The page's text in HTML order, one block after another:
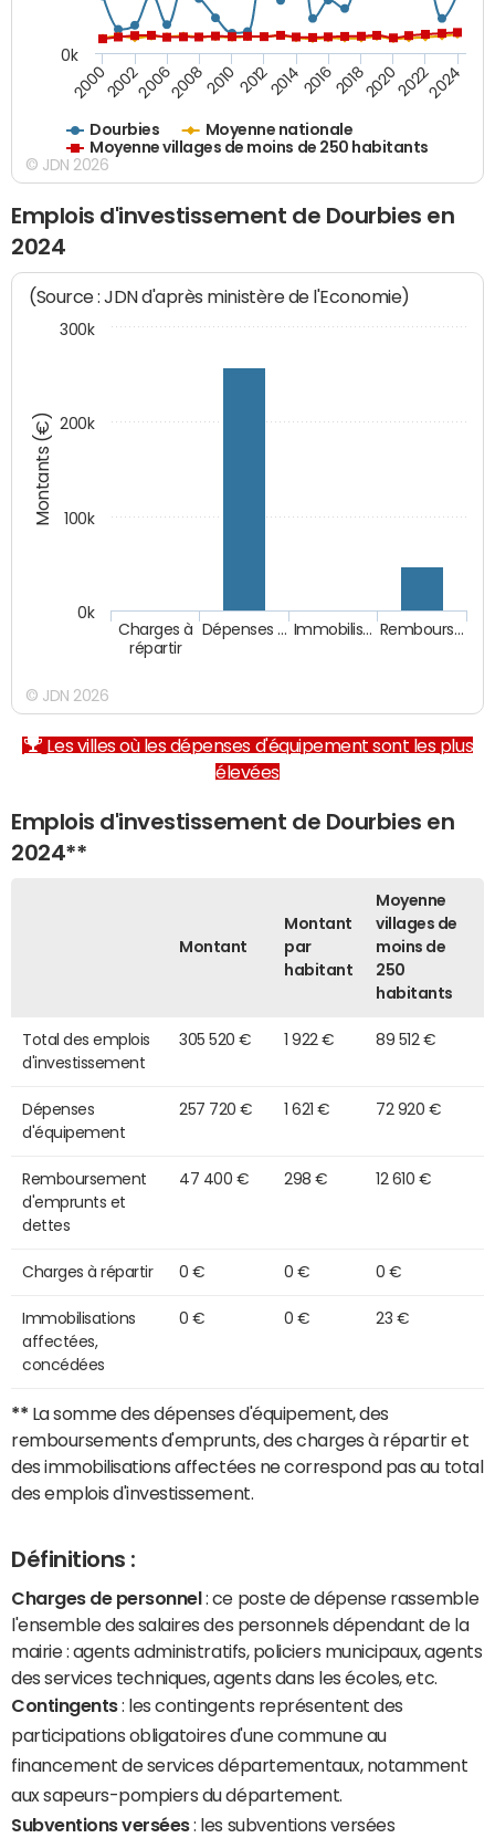
Dourbies
Moyenne nationale
Moyenne villages de moins de 250 habitants
20002002200620082010 2012201420162018202020222024
0k
© JDN 2026
Emplois d'investissement de Dourbies en
2024
Montants (€)
(Source : JDN d'après ministère de l'Economie)
Charges à
répartir
Dépenses … Immobilis… Rembours…
0k
100k
200k
300k
© JDN 2026
Les villes où les dépenses d'équipement sont les plus
élevées
Emplois d'investissement de Dourbies en
2024**
Montant
Montant
par
habitant
Moyenne
villages de
moins de
250
habitants
Total des emplois
d'investissement
305 520 € 1 922 € 89 512 €
Dépenses
d'équipement
257 720 € 1 621 € 72 920 €
Remboursement
d'emprunts et
dettes
47 400 € 298 € 12 610 €
Charges à répartir 0 € 0 € 0 €
Immobilisations
affectées,
concédées
0 € 0 € 23 €
** La somme des dépenses d'équipement, des
remboursements d'emprunts, des charges à répartir et
des immobilisations affectées ne correspond pas au total
des emplois d'investissement.
Définitions :
Charges de personnel : ce poste de dépense rassemble
l'ensemble des salaires des personnels dépendant de la
mairie : agents administratifs, policiers municipaux, agents
des services techniques, agents dans les écoles, etc.
Contingents: les contingents représentent des
participations obligatoires d'une commune au
financement de services départementaux, notamment
aux sapeurs-pompiers du département.
Subventions versées: les subventions versées